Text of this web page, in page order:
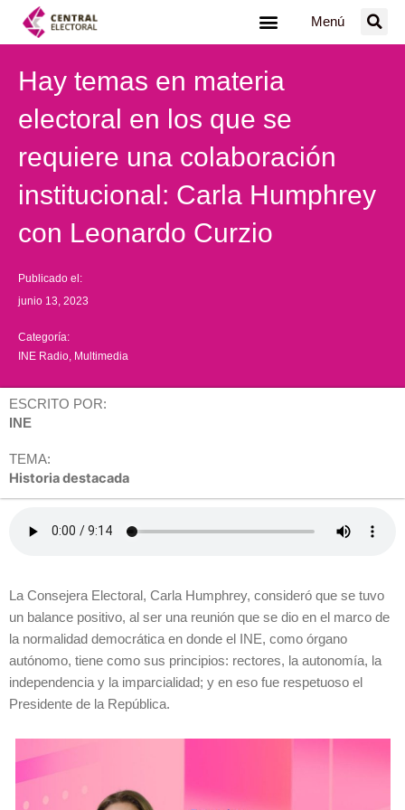
Menú
Hay temas en materia
electoral en los que se
requiere una colaboración
institucional: Carla Humphrey
con Leonardo Curzio
Publicado el:
junio 13, 2023
Categoría:
INE Radio Multimedia
ESCRITO POR:
INE
TEMA:
Historia destacada
La Consejera Electoral, Carla Humphrey, consideró que se tuvo
un balance positivo, al ser una reunión que se dio en el marco de
la normalidad democrática en donde el INE, como órgano
autónomo, tiene como sus principios: rectores, la autonomía, la
independencia y la imparcialidad; y en eso fue respetuoso el
Presidente de la República.